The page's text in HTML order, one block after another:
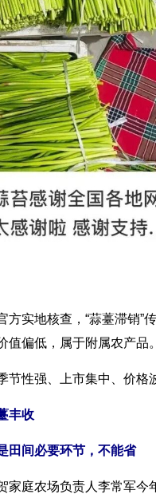
实地核查，“蒜薹滞销”传
值偏低，属于附属农产品
性强、上市集中、价格波
丰收
间必要环节，不能省
庭农场负责人李常军今年